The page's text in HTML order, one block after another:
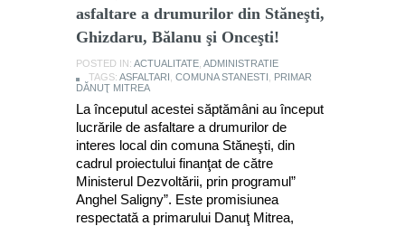
asfaltare a drumurilor din Stăneşti,
Ghizdaru, Bălanu şi Onceşti!
POSTED IN: ACTUALITATE ADMINISTRATIE
TAGS: ASFALTARI COMUNA STANESTI
PRIMAR
DĂNUŢ MITREA
La începutul acestei săptămâni au început
lucrările de asfaltare a drumurilor de
interes local din comuna Stăneşti, din
cadrul proiectului finanţat de către
Ministerul Dezvoltării, prin programul”
Anghel Saligny”. Este promisiunea
respectată a primarului Danuţ Mitrea,